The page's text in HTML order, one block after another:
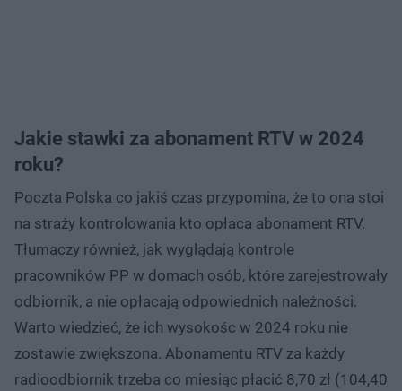
Jakie stawki za abonament RTV w 2024
roku?
Poczta Polska co jakiś czas przypomina, że to ona stoi
na straży kontrolowania kto opłaca abonament RTV.
Tłumaczy również, jak wyglądają kontrole
pracowników PP w domach osób, które zarejestrowały
odbiornik, a nie opłacają odpowiednich należności.
Warto wiedzieć, że ich wysokośc w 2024 roku nie
zostawie zwiększona. Abonamentu RTV za każdy
radioodbiornik trzeba co miesiąc płacić 8,70 zł (104,40